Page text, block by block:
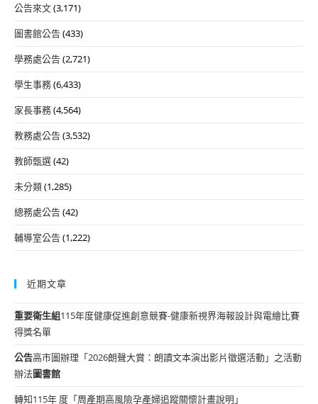
公告來文(3,171)
圖書館公告(433)
學務處公告(2,721)
學生事務(6,433)
家長事務(4,564)
教務處公告(3,532)
教師甄選(42)
未分類(1,285)
總務處公告(42)
輔導室公告(1,222)
近期文章
重要衛生組115年度健康促進創意競賽-健康新視界海報設計與電繪比賽
得獎名單
公告高市圖辦理「2026朗聲大賞：朗讀文本演出影片徵選活動」之活動
辦法圖書館
轉知115年 度「周產期高風險孕產婦追蹤關懷計畫說明」